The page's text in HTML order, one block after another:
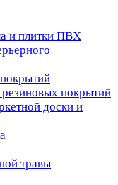
и плитки ПВХ
покрытий
доски и
травы